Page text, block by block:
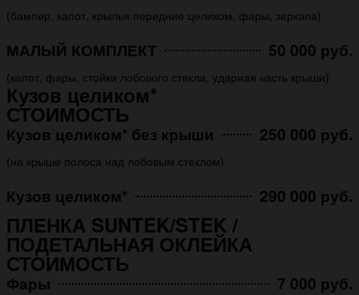
(бампер, капот, крылья передние целиком, фары, зеркала)
МАЛЫЙ КОМПЛЕКТ 50 000 руб.
(капот, фары, стойки лобового стекла, ударная часть крыши)
Кузов целиком*
СТОИМОСТЬ
Кузов целиком* без крыши 250 000 руб.
(на крыше полоса над лобовым стеклом)
Кузов целиком* 290 000 руб.
ПЛЕНКА SUNTEK/STEK /
ПОДЕТАЛЬНАЯ ОКЛЕЙКА
СТОИМОСТЬ
Фары 7 000 руб.